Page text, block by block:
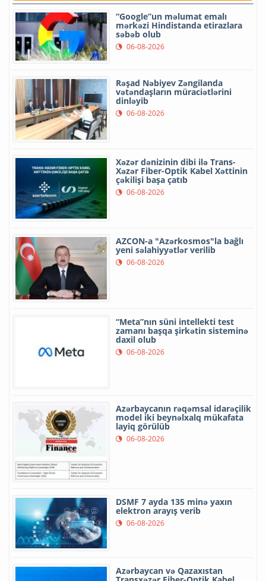
“Google”un məlumat emalı
mərkəzi Hindistanda etirazlara
səbəb olub
06-08-2026
Rəşad Nəbiyev Zəngilanda
vətəndaşların müraciətlərini
dinləyib
06-08-2026
Xəzər dənizinin dibi ilə Trans-
Xəzər Fiber-Optik Kabel Xəttinin
çəkilişi başa çatıb
06-08-2026
AZCON-a "Azərkosmos"la bağlı
yeni səlahiyyətlər verilib
06-08-2026
“Meta”nın süni intellekti test
zamanı başqa şirkətin sisteminə
daxil olub
06-08-2026
Azərbaycanın rəqəmsal idarəçilik
model iki beynəlxalq mükafata
layiq görülüb
06-08-2026
DSMF 7 ayda 135 minə yaxın
elektron arayış verib
06-08-2026
Azərbaycan və Qazaxıstan